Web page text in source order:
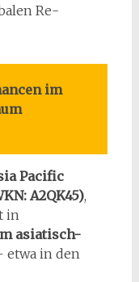
Re-
im
Pacific
A2QK45),
in
asiatisch-
in den